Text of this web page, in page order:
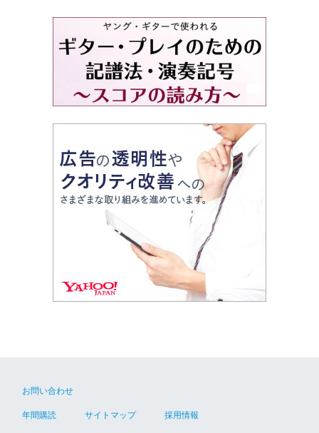
お問い合わせ
年間購読 サイトマップ 採用情報